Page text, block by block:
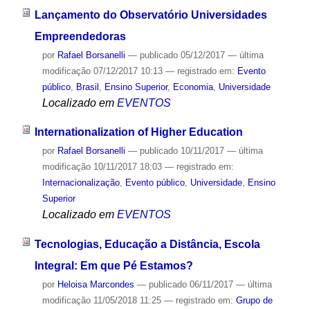
Lançamento do Observatório Universidades
Empreendedoras
por Rafael Borsanelli — publicado05/12/2017 — última
modificação07/12/2017 10:13 — registrado em: Evento
público, Brasil Ensino Superior, Economia, Universidade
Localizado em EVENTOS
Internationalization of Higher Education
por Rafael Borsanelli — publicado10/11/2017 — última
modificação10/11/2017 18:03 — registrado em:
Internacionalização, Evento público, Universidade, Ensino
Superior
Localizado em EVENTOS
Tecnologias, Educação a Distância, Escola
Integral: Em que Pé Estamos?
por Heloisa Marcondes — publicado06/11/2017 — última
modificação11/05/2018 11:25 — registrado em: Grupo de